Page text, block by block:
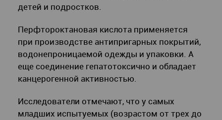
детей и подростков.
Перфтороктановая кислота применяется
при производстве антипригарных покрытий,
водонепроницаемой одежды и упаковки. А
еще соединение гепатотоксично и обладает
канцерогенной активностью.
Исследователи отмечают, что у самых
младших испытуемых (возрастом от трех до